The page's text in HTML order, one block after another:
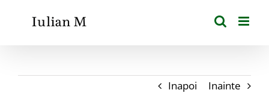
Inapoi Inainte